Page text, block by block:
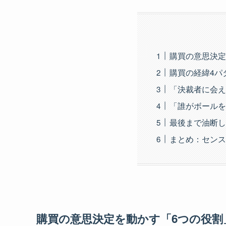
購買の意思決
購買の経緯4パ
「決裁者に会
「誰がボール
最後まで油断
まとめ：セン
購買の意思決定を動かす「6つの役